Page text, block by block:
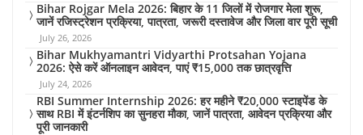
Bihar Rojgar Mela 2026: बिहार के 11 जिलों में रोजगार मेला शुरू,
जानें रजिस्ट्रेशन प्रक्रिया, पात्रता, जरूरी दस्तावेज और जिला वार पूरी सूची
July 26, 2026
Bihar Mukhyamantri Vidyarthi Protsahan Yojana
2026: ऐसे करें ऑनलाइन आवेदन, पाएं ₹15,000 तक छात्रवृत्ति
July 24, 2026
RBI Summer Internship 2026: हर महीने ₹20,000 स्टाइपेंड के
साथ RBI में इंटर्नशिप का सुनहरा मौका, जानें पात्रता, आवेदन प्रक्रिया और
पूरी जानकारी